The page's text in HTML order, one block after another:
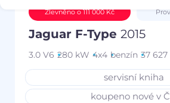
Zlevněno o 111 000 Kč
Jaguar F-Type 2015
3.0 V6 280 kW 4x4 benzín 37
servisní kniha
koupeno nové v